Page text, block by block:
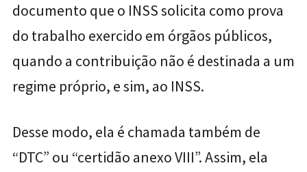
documento que o INSS solicita como prova
do trabalho exercido em órgãos públicos,
quando a contribuição não é destinada a um
regime próprio, e sim, ao INSS.
Desse modo, ela é chamada também de
“DTC” ou “certidão anexo VIII”. Assim, ela